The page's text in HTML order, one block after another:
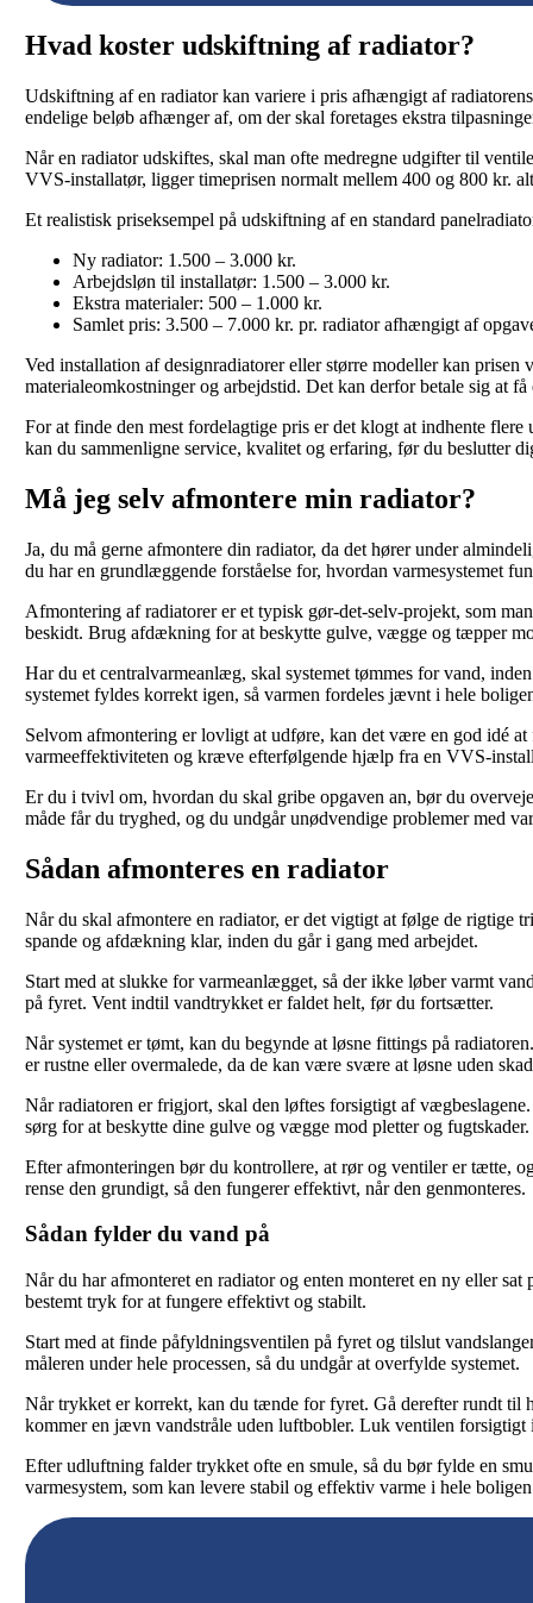
Hvad koster udskiftning af radiator?
Udskiftning af en radiator kan variere i pris afhængigt af
endelige beløb afhænger af, om der skal foretages ekstra
Når en radiator udskiftes, skal man ofte medregne udgifter til
VVS-installatør, ligger timeprisen normalt mellem 400 og 800 kr.
Et realistisk priseksempel på udskiftning af en standard
Ny radiator: 1.500 – 3.000 kr.
Arbejdsløn til installatør: 1.500 – 3.000 kr.
Ekstra materialer: 500 – 1.000 kr.
Samlet pris: 3.500 – 7.000 kr. pr. radiator afhængigt af
Ved installation af designradiatorer eller større modeller kan
materialeomkostninger og arbejdstid. Det kan derfor betale sig at
For at finde den mest fordelagtige pris er det klogt at indhente
kan du sammenligne service, kvalitet og erfaring, før du beslutter
Må jeg selv afmontere min radiator?
Ja, du må gerne afmontere din radiator, da det hører under
du har en grundlæggende forståelse for, hvordan varmesystemet
Afmontering af radiatorer er et typisk gør-det-selv-projekt, som
beskidt. Brug afdækning for at beskytte gulve, vægge og tæpper
Har du et centralvarmeanlæg, skal systemet tømmes for vand,
systemet fyldes korrekt igen, så varmen fordeles jævnt i hele
Selvom afmontering er lovligt at udføre, kan det være en god idé
varmeeffektiviteten og kræve efterfølgende hjælp fra en VVS-
Er du i tvivl om, hvordan du skal gribe opgaven an, bør du
måde får du tryghed, og du undgår unødvendige problemer med
Sådan afmonteres en radiator
Når du skal afmontere en radiator, er det vigtigt at følge de rigtige
spande og afdækning klar, inden du går i gang med arbejdet.
Start med at slukke for varmeanlægget, så der ikke løber varmt
på fyret. Vent indtil vandtrykket er faldet helt, før du fortsætter.
Når systemet er tømt, kan du begynde at løsne fittings på
er rustne eller overmalede, da de kan være svære at løsne uden
Når radiatoren er frigjort, skal den løftes forsigtigt af
sørg for at beskytte dine gulve og vægge mod pletter og fugtskader.
Efter afmonteringen bør du kontrollere, at rør og ventiler er tætte,
rense den grundigt, så den fungerer effektivt, når den genmonteres.
Sådan fylder du vand på
Når du har afmonteret en radiator og enten monteret en ny eller
bestemt tryk for at fungere effektivt og stabilt.
Start med at finde påfyldningsventilen på fyret og tilslut
måleren under hele processen, så du undgår at overfylde systemet.
Når trykket er korrekt, kan du tænde for fyret. Gå derefter rundt til
kommer en jævn vandstråle uden luftbobler. Luk ventilen forsigtigt
Efter udluftning falder trykket ofte en smule, så du bør fylde en
varmesystem, som kan levere stabil og effektiv varme i hele